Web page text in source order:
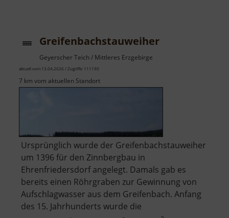
Greifenbachstauweiher
Geyerscher Teich / Mittleres Erzgebirge
aktuell vom 13.04.2026 / Zugriffe: 111190
7 km vom aktuellen Standort
Ursprünglich wurde der Greifenbachstauweiher
um 1396 für den Zinnbergbau in
Ehrenfriedersdorf angelegt. Damals gab es
bereits einen Röhrgraben zur Gewinnung von
Aufschlagwasser aus dem Greifenbach. Anfang
des 15. Jahrhunderts wurde die